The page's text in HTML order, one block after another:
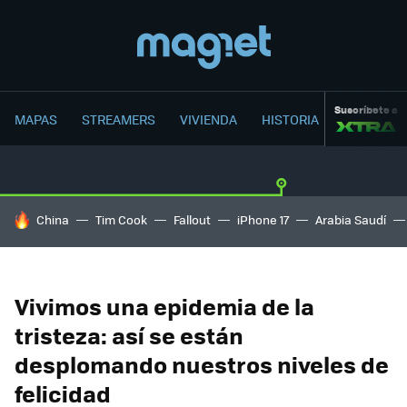
MAPAS STREAMERS VIVIENDA HISTORIA Suscríbete a
HOY SE HABLA DE
China Tim Cook Fallout iPhone 17 Arabia Saudí
Vivimos una epidemia de la
tristeza: así se están
desplomando nuestros niveles de
felicidad